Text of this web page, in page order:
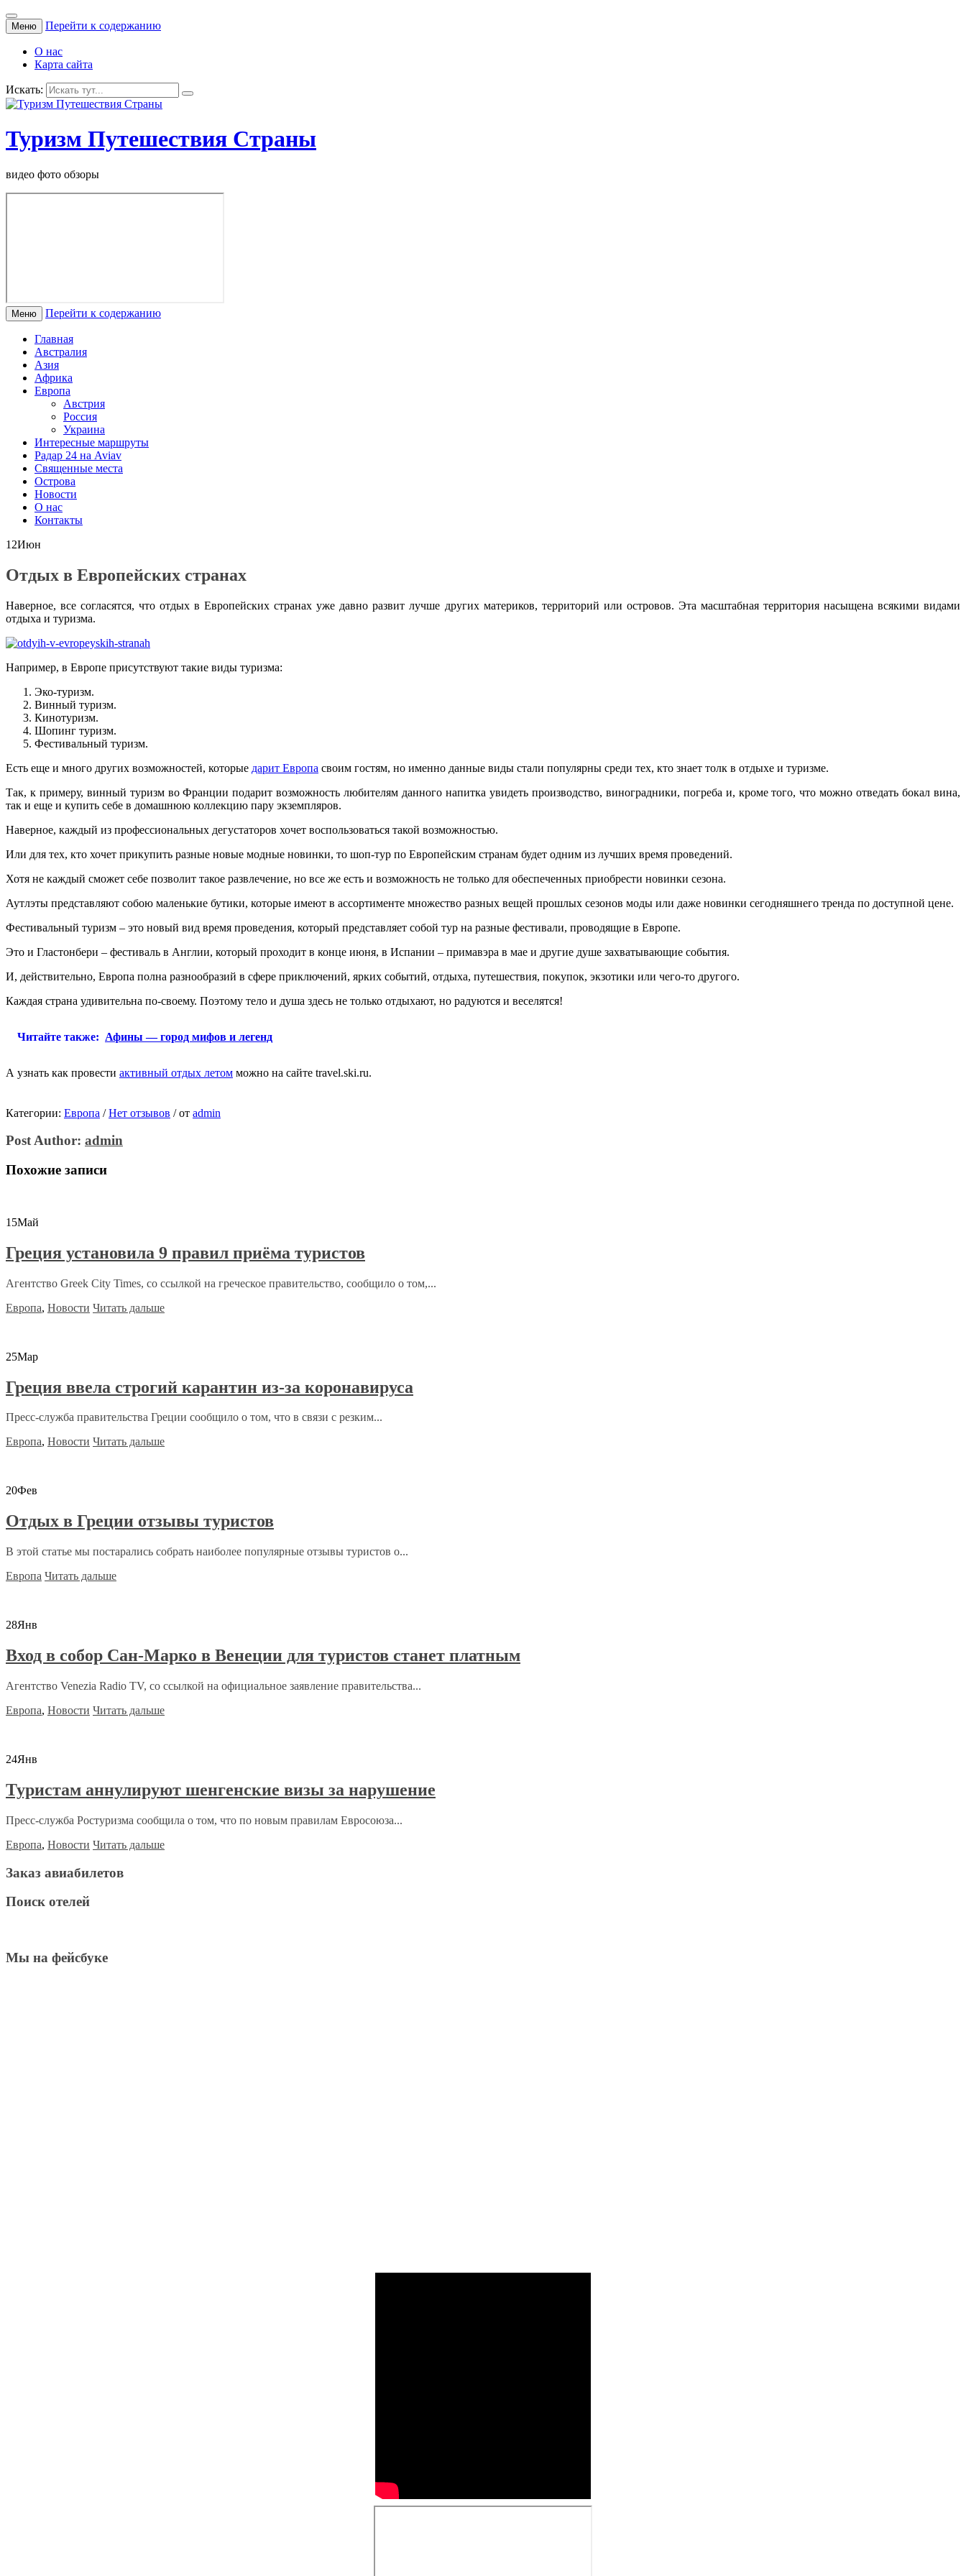
Меню Перейти к содержанию
О нас
Карта сайта
Искать:
Туризм Путешествия Страны
видео фото обзоры
Меню Перейти к содержанию
Главная
Австралия
Азия
Африка
Европа
Австрия
Россия
Украина
Интересные маршруты
Радар 24 на Aviav
Священные места
Острова
Новости
О нас
Контакты
12Июн
Отдых в Европейских странах
Наверное, все согласятся, что отдых в Европейских странах уже давно развит лучше других материков, территорий или островов. Эта масштабная территория насыщена всякими видами
отдыха и туризма.
Например, в Европе присутствуют такие виды туризма:
Эко-туризм.
Винный туризм.
Кинотуризм.
Шопинг туризм.
Фестивальный туризм.
Есть еще и много других возможностей, которые дарит Европа своим гостям, но именно данные виды стали популярны среди тех, кто знает толк в отдыхе и туризме.
Так, к примеру, винный туризм во Франции подарит возможность любителям данного напитка увидеть производство, виноградники, погреба и, кроме того, что можно отведать бокал вина,
так и еще и купить себе в домашнюю коллекцию пару экземпляров.
Наверное, каждый из профессиональных дегустаторов хочет воспользоваться такой возможностью.
Или для тех, кто хочет прикупить разные новые модные новинки, то шоп-тур по Европейским странам будет одним из лучших время проведений.
Хотя не каждый сможет себе позволит такое развлечение, но все же есть и возможность не только для обеспеченных приобрести новинки сезона.
Аутлэты представляют собою маленькие бутики, которые имеют в ассортименте множество разных вещей прошлых сезонов моды или даже новинки сегодняшнего тренда по доступной цене.
Фестивальный туризм – это новый вид время проведения, который представляет собой тур на разные фестивали, проводящие в Европе.
Это и Гластонбери – фестиваль в Англии, который проходит в конце июня, в Испании – примавэра в мае и другие душе захватывающие события.
И, действительно, Европа полна разнообразий в сфере приключений, ярких событий, отдыха, путешествия, покупок, экзотики или чего-то другого.
Каждая страна удивительна по-своему. Поэтому тело и душа здесь не только отдыхают, но радуются и веселятся!
Читайте также: Афины — город мифов и легенд
А узнать как провести активный отдых летом можно на сайте travel.ski.ru.
Категории: Европа / Нет отзывов /от admin
Post Author: admin
Похожие записи
15Май
Греция установила 9 правил приёма туристов
Агентство Greek City Times, со ссылкой на греческое правительство, сообщило о том,...
Европа, Новости Читать дальше
25Мар
Греция ввела строгий карантин из-за коронавируса
Пресс-служба правительства Греции сообщило о том, что в связи с резким...
Европа, Новости Читать дальше
20Фев
Отдых в Греции отзывы туристов
В этой статье мы постарались собрать наиболее популярные отзывы туристов о...
Европа Читать дальше
28Янв
Вход в собор Сан-Марко в Венеции для туристов станет платным
Агентство Venezia Radio TV, со ссылкой на официальное заявление правительства...
Европа, Новости Читать дальше
24Янв
Туристам аннулируют шенгенские визы за нарушение
Пресс-служба Ростуризма сообщила о том, что по новым правилам Евросоюза...
Европа, Новости Читать дальше
Заказ авиабилетов
Поиск отелей
Мы на фейсбуке